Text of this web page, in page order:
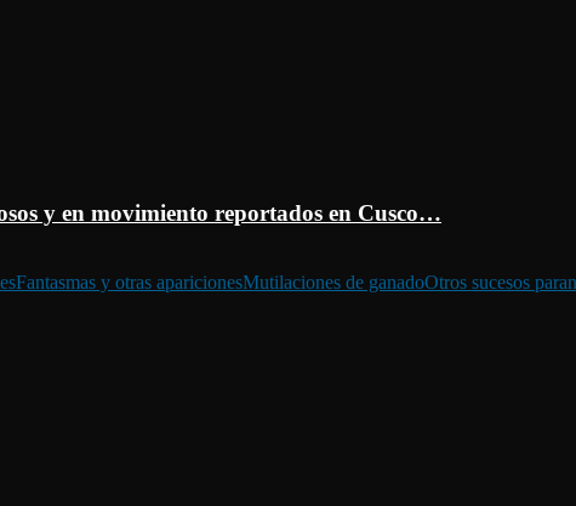
y en movimiento reportados en Cusco…
Fantasmas y otras aparicionesMutilaciones de ganadoOtros sucesos